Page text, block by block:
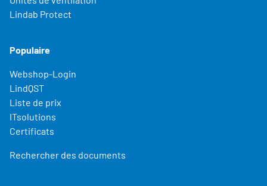
Lindab Protect
Populaire
Webshop-Login
LindQST
Liste de prix
ITsolutions
Certificats
Rechercher des documents